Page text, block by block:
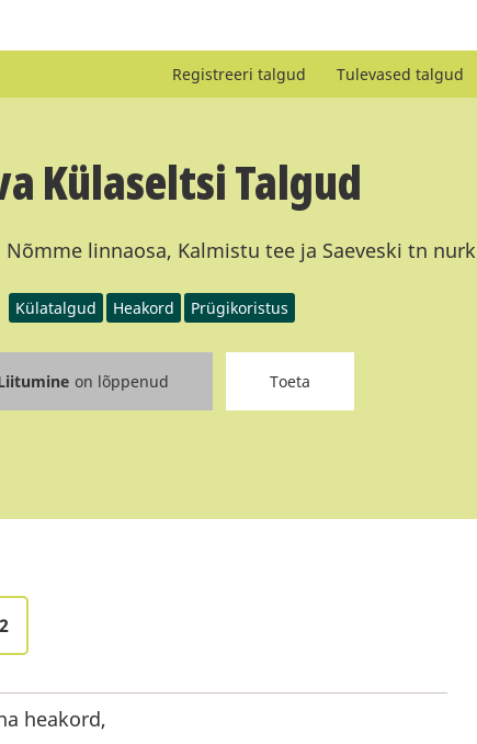
Registreeri talgud Tulevased talgud
Külaseltsi Talgud
Nõmme linnaosa, Kalmistu tee ja Saeveski tn nurk
Külatalgud Heakord Prügikoristus
on lõppenud Toeta
heakord,